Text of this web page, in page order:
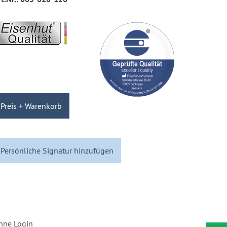
Preis + Warenkorb
Persönliche Signatur hinzufügen
Login